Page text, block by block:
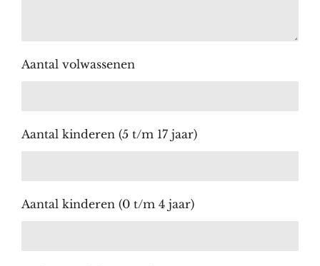
Aantal volwassenen
Aantal kinderen (5 t/m 17 jaar)
Aantal kinderen (0 t/m 4 jaar)